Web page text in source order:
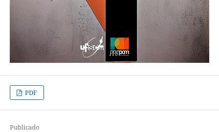
PDF
Publicado